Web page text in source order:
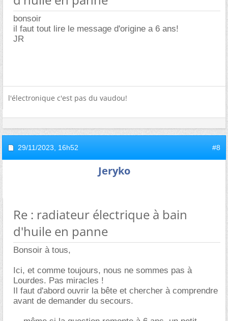
bonsoir
il faut tout lire le message d'origine a 6 ans!
JR
l'électronique c'est pas du vaudou!
29/11/2023, 16h52 #8
Jeryko
Re : radiateur électrique à bain
d'huile en panne
Bonsoir à tous,
Ici, et comme toujours, nous ne sommes pas à
Lourdes. Pas miracles !
Il faut d'abord ouvrir la bête et chercher à comprendre
avant de demander du secours.